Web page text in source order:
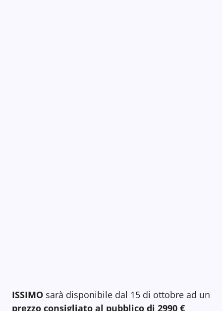
ISSIMO sarà disponibile dal 15 di ottobre ad un
prezzo consigliato al pubblico di 2990 €